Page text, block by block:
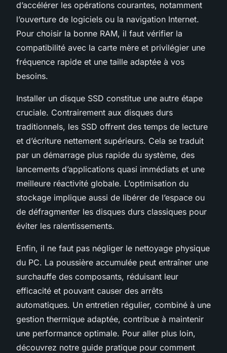
d’accélérer les opérations courantes, notamment
l’ouverture de logiciels ou la navigation Internet.
Pour choisir la bonne RAM, il faut vérifier la
compatibilité avec la carte mère et privilégier une
fréquence rapide et une taille adaptée à vos
besoins.
Installer un disque SSD constitue une autre étape
cruciale. Contrairement aux disques durs
traditionnels, les SSD offrent des temps de lecture
et d’écriture nettement supérieurs. Cela se traduit
par un démarrage plus rapide du système, des
lancements d’applications quasi immédiats et une
meilleure réactivité globale. L’optimisation du
stockage implique aussi de libérer de l’espace ou
de défragmenter les disques durs classiques pour
éviter les ralentissements.
Enfin, il ne faut pas négliger le nettoyage physique
du PC. La poussière accumulée peut entraîner une
surchauffe des composants, réduisant leur
efficacité et pouvant causer des arrêts
automatiques. Un entretien régulier, combiné à une
gestion thermique adaptée, contribue à maintenir
une performance optimale. Pour aller plus loin,
découvrez notre guide pratique pour comment